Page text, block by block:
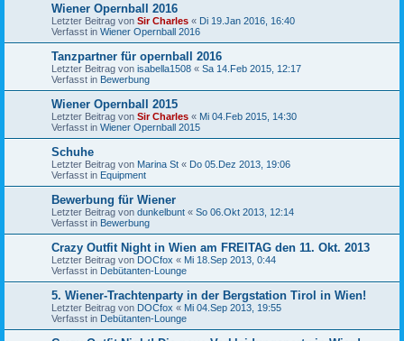
Wiener Opernball 2016
Letzter Beitrag von Sir Charles « Di 19.Jan 2016, 16:40
Verfasst in Wiener Opernball 2016
Tanzpartner für opernball 2016
Letzter Beitrag von isabella1508 « Sa 14.Feb 2015, 12:17
Verfasst in Bewerbung
Wiener Opernball 2015
Letzter Beitrag von Sir Charles « Mi 04.Feb 2015, 14:30
Verfasst in Wiener Opernball 2015
Schuhe
Letzter Beitrag von Marina St « Do 05.Dez 2013, 19:06
Verfasst in Equipment
Bewerbung für Wiener
Letzter Beitrag von dunkelbunt « So 06.Okt 2013, 12:14
Verfasst in Bewerbung
Crazy Outfit Night in Wien am FREITAG den 11. Okt. 2013
Letzter Beitrag von DOCfox « Mi 18.Sep 2013, 0:44
Verfasst in Debütanten-Lounge
5. Wiener-Trachtenparty in der Bergstation Tirol in Wien!
Letzter Beitrag von DOCfox « Mi 04.Sep 2013, 19:55
Verfasst in Debütanten-Lounge